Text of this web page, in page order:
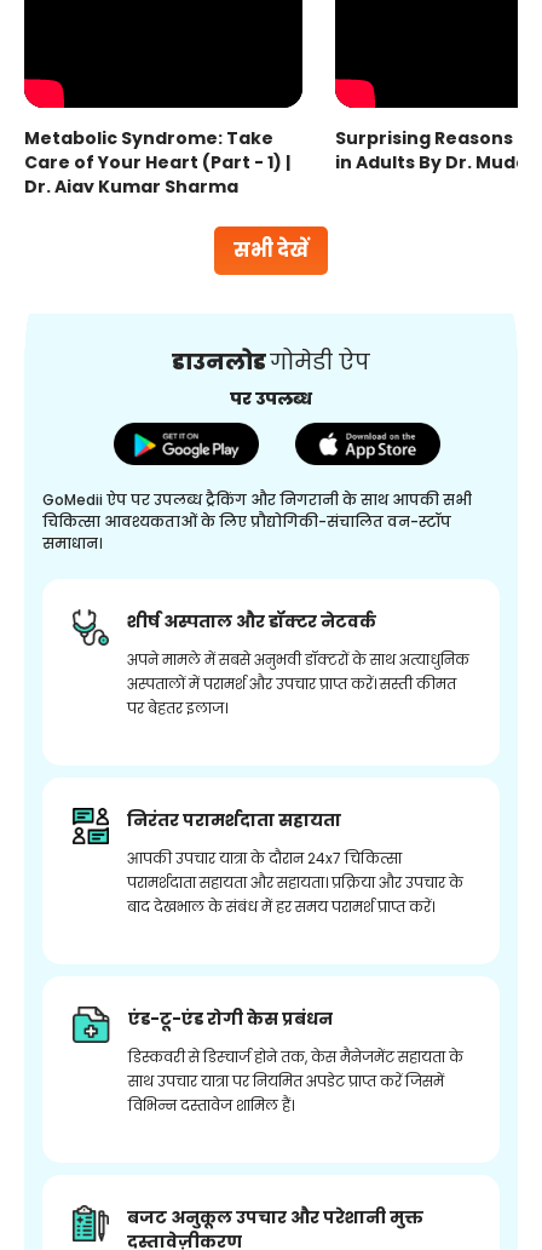
सभी देखें
Metabolic Syndrome: Take
Care of Your Heart (Part - 1) |
Dr. Ajay Kumar Sharma
Surprising Reasons
in Adults By Dr.
डाउनलोडगोमेडी ऐप
पर उपलब्ध
GoMedii ऐप पर उपलब्ध ट्रैकिंग और निगरानी के साथ आपकी सभी
चिकित्सा आवश्यकताओं के लिए प्रौद्योगिकी-संचालित वन-स्टॉप
समाधान।
शीर्ष अस्पताल और डॉक्टर नेटवर्क
अपने मामले में सबसे अनुभवी डॉक्टरों के साथ अत्याधुनिक
अस्पतालों में परामर्श और उपचार प्राप्त करें। सस्ती कीमत
पर बेहतर इलाज।
निरंतर परामर्शदाता सहायता
आपकी उपचार यात्रा के दौरान 24x7 चिकित्सा
परामर्शदाता सहायता और सहायता। प्रक्रिया और उपचार के
बाद देखभाल के संबंध में हर समय परामर्श प्राप्त करें।
एंड-टू-एंड रोगी केस प्रबंधन
डिस्कवरी से डिस्चार्ज होने तक, केस मैनेजमेंट सहायता के
साथ उपचार यात्रा पर नियमित अपडेट प्राप्त करें जिसमें
विभिन्न दस्तावेज शामिल हैं।
बजट अनुकूल उपचार और परेशानी मुक्त
दस्तावेज़ीकरण